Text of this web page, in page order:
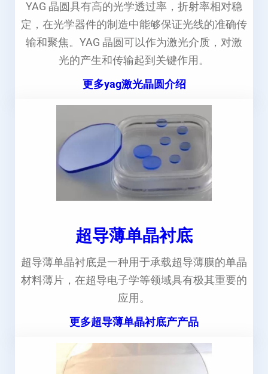
YAG 晶圆具有高的光学透过率，折射率相对稳
定，在光学器件的制造中能够保证光线的准确传
输和聚焦。YAG 晶圆可以作为激光介质，对激
光的产生和传输起到关键作用。
更多yag激光晶圆介绍
超导薄单晶衬底
超导薄单晶衬底是一种用于承载超导薄膜的单晶
材料薄片，在超导电子学等领域具有极其重要的
应用。
更多超导薄单晶衬底产产品